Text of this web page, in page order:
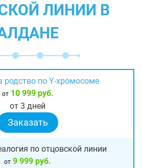
ЛИНИИ В
родство по Y-хромосоме
от10 999 руб.
от 3 дней
Заказать
по отцовской линии
от 9 999 руб.